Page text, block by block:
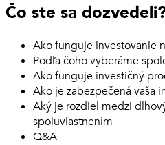
Čo ste sa
Ako funguje investovanie
Podľa čoho vyberáme
Ako funguje investičný
Ako je zabezpečená vaša
Aký je rozdiel medzi
spoluvlastnením
Q&A